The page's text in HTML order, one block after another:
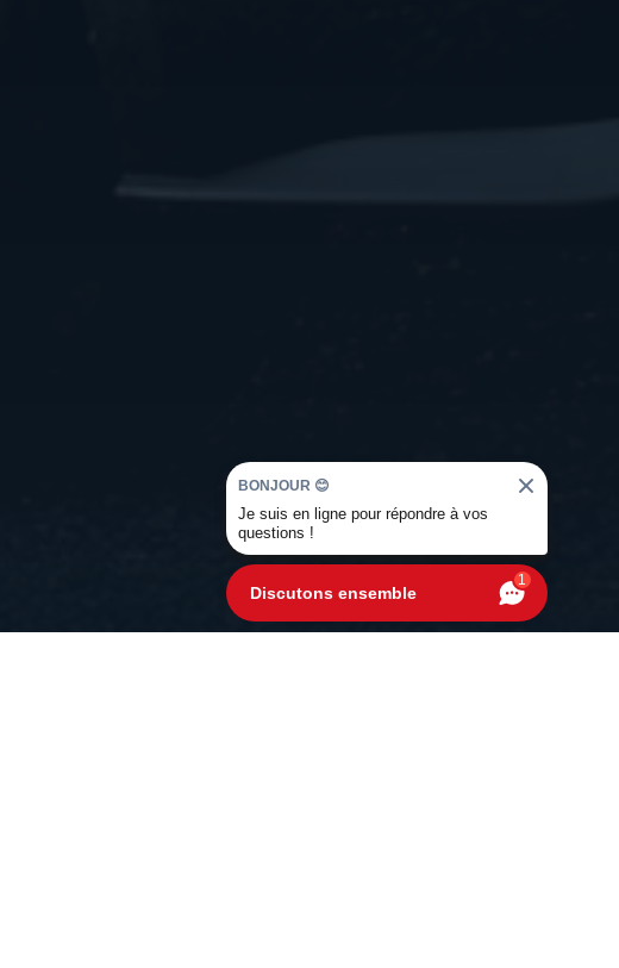
Discutons ensemble
1
BONJOUR 😊
Je suis en ligne pour répondre à vos
questions !